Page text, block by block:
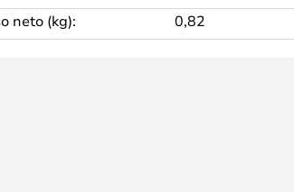
neto (kg):
0,82